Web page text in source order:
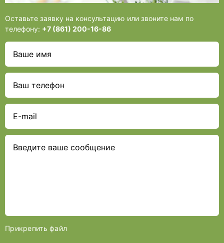
Оставьте заявку на консультацию или звоните нам по
телефону: +7 (861) 200-16-86
Прикрепить файл